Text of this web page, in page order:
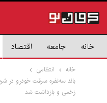
خانه جامعه اقتصاد
خانه
انتظامی
باند سه‌نفره سرقت خودرو در
زخمی و بازداشت شد